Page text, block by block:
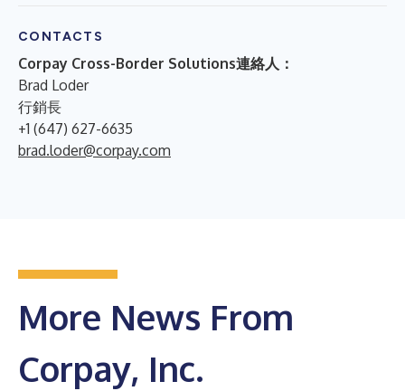
CONTACTS
Corpay Cross-Border Solutions連絡人：
Brad Loder
行銷長
+1 (647) 627-6635
brad.loder@corpay.com
More News From
Corpay, Inc.